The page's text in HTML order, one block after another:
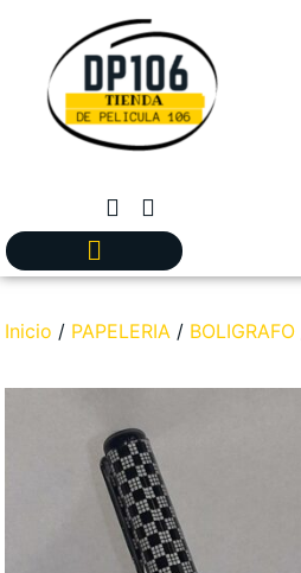
Inicio / PAPELERIA / BOLIGRAFO